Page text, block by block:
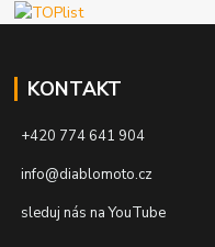
KONTAKT
+420 774 641 904
info@diablomoto.cz
sleduj nás na YouTube